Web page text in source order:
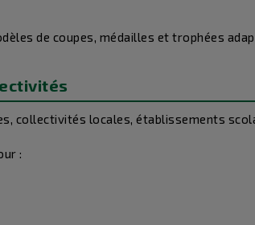
de coupes, médailles et trophées
collectivités locales, établissements
: